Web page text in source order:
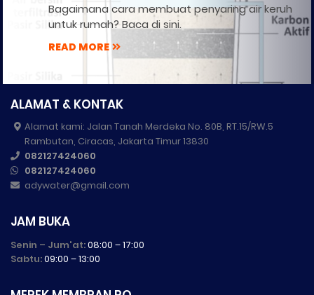
Bagaimana cara membuat penyaring air keruh
untuk rumah? Baca di sini.
READ MORE
ALAMAT & KONTAK
Alamat kami: Jalan Tanah Merdeka No. 80B, RT.15/RW.5
Rambutan, Ciracas, Jakarta Timur 13830
082127424060
082127424060
adywater@gmail.com
JAM BUKA
Senin – Jum'at:08:00 – 17:00
Sabtu:09:00 – 13:00